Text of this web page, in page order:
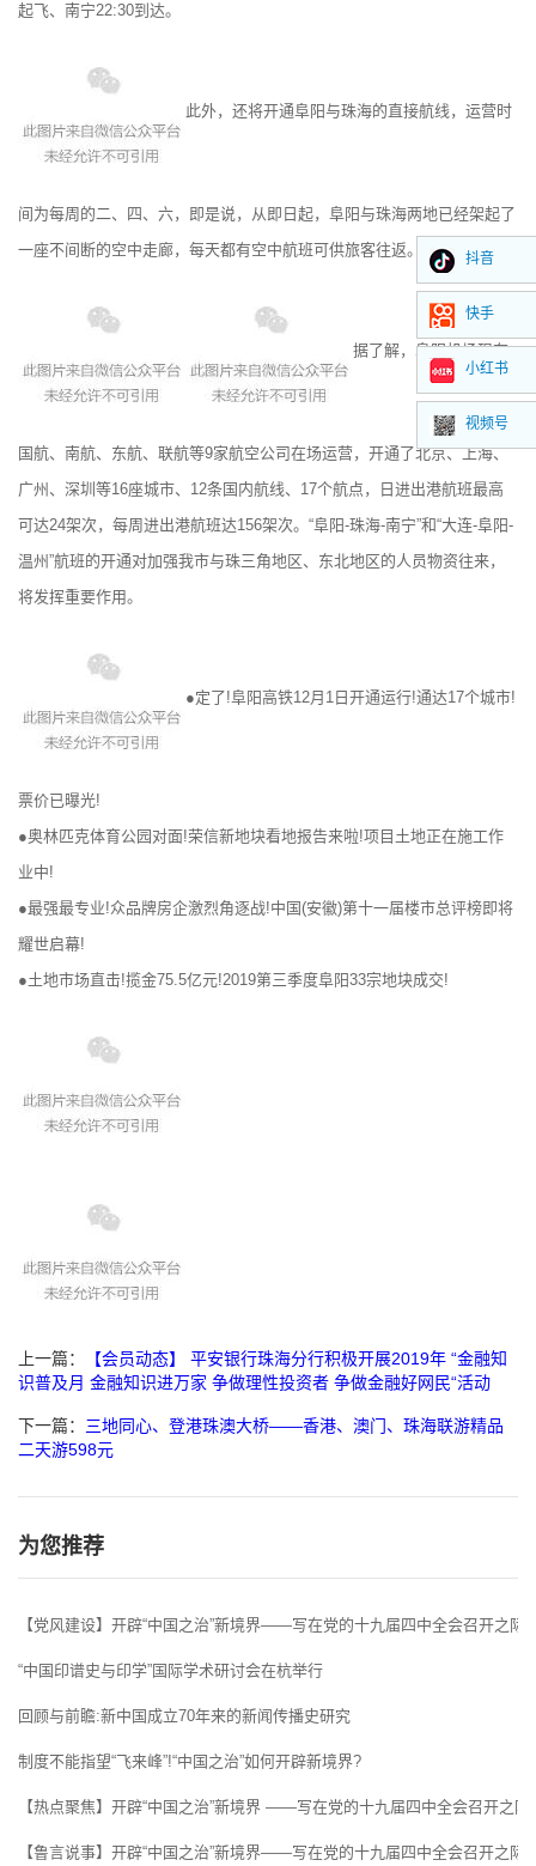
起飞、南宁22:30到达。
此外，还将开通阜阳与珠海的直接航线，运营时
间为每周的二、四、六，即是说，从即日起，阜阳与珠海两地已经架起了
一座不间断的空中走廊，每天都有空中航班可供旅客往返。
据了解，阜阳机场现有
国航、南航、东航、联航等9家航空公司在场运营，开通了北京、上海、
广州、深圳等16座城市、12条国内航线、17个航点，日进出港航班最高
可达24架次，每周进出港航班达156架次。“阜阳-珠海-南宁”和“大连-阜阳-
温州”航班的开通对加强我市与珠三角地区、东北地区的人员物资往来，
将发挥重要作用。
●定了!阜阳高铁12月1日开通运行!通达17个城市!
票价已曝光!
●奥林匹克体育公园对面!荣信新地块看地报告来啦!项目土地正在施工作
业中!
●最强最专业!众品牌房企激烈角逐战!中国(安徽)第十一届楼市总评榜即将
耀世启幕!
●土地市场直击!揽金75.5亿元!2019第三季度阜阳33宗地块成交!
上一篇：
【会员动态】 平安银行珠海分行积极开展2019年 “金融知
识普及月 金融知识进万家 争做理性投资者 争做金融好网民“活动
下一篇： 三地同心、登港珠澳大桥——香港、澳门、珠海联游精品
二天游598元
为您推荐
【党风建设】开辟“中国之治”新境界——写在党的十九届四中全会召开之际
“中国印谱史与印学”国际学术研讨会在杭举行
回顾与前瞻:新中国成立70年来的新闻传播史研究
制度不能指望“飞来峰”!“中国之治”如何开辟新境界?
【热点聚焦】开辟“中国之治”新境界 ——写在党的十九届四中全会召开之际
【鲁言说事】开辟“中国之治”新境界——写在党的十九届四中全会召开之际
抖音
快手
小红书
视频号